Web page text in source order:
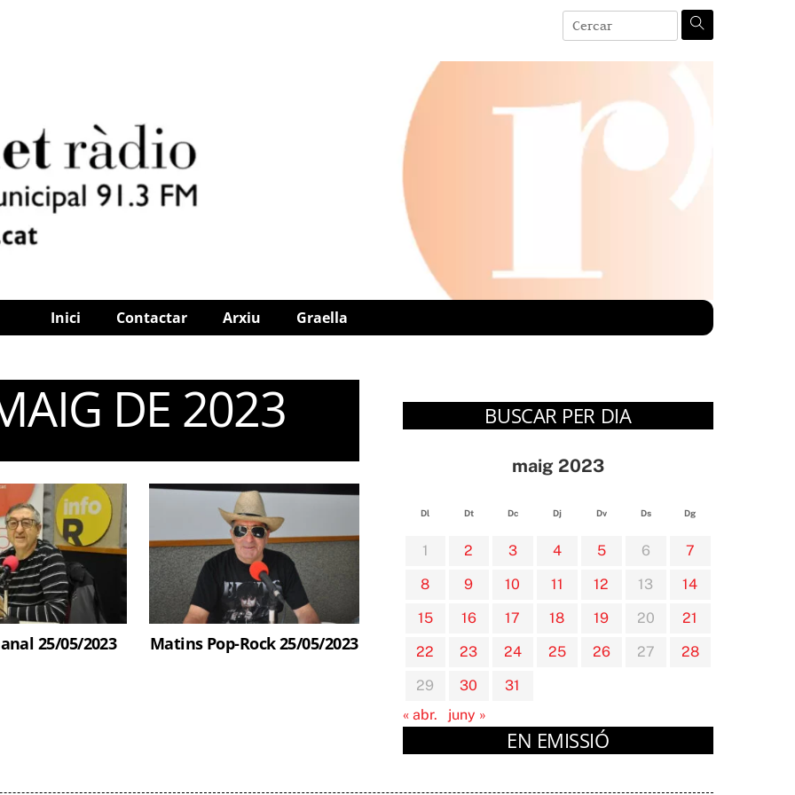
Inici Contactar Arxiu Graella
DE 2023
25/05/2023 Matins Pop-Rock 25/05/2023
BUSCAR PER DIA
maig 2023
Dl Dt Dc Dj Dv Ds Dg
1 2 3 4 5 6
7
8
9 10 11 12 13
14
15
16 17 18 19 20
21
22
23 24 25 26 27
28
29
30
31
« abr.
juny »
EN EMISSIÓ